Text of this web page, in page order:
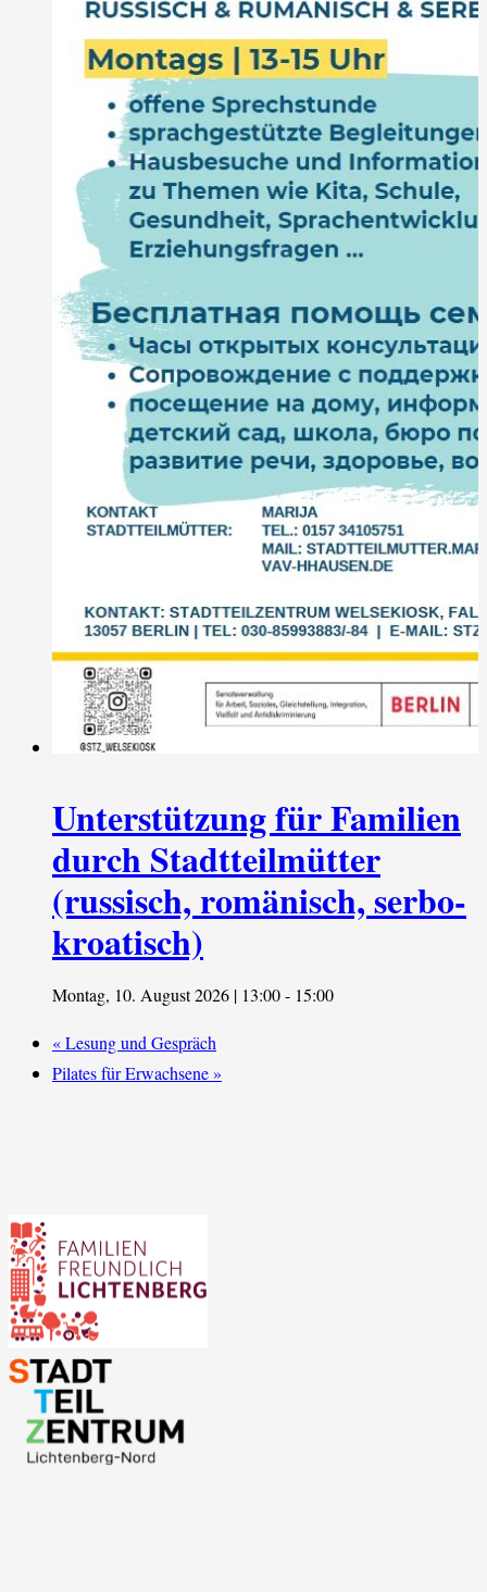
Unterstützung für Familien
durch Stadtteilmütter
(russisch, romänisch, serbo-
kroatisch)
Montag, 10. August 2026 | 13:00- 15:00
«Lesung und Gespräch
Pilates für Erwachsene»